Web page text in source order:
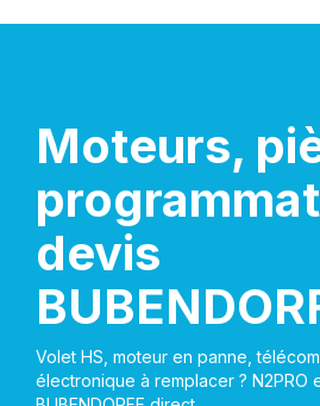
Moteurs,
devis
Volet HS, moteur en panne,
électronique à remplacer ? N2PRO